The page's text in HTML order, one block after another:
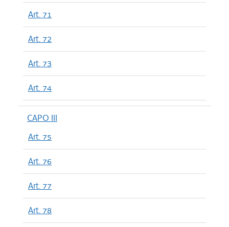
Art. 71
Art. 72
Art. 73
Art. 74
CAPO III
Art. 75
Art. 76
Art. 77
Art. 78